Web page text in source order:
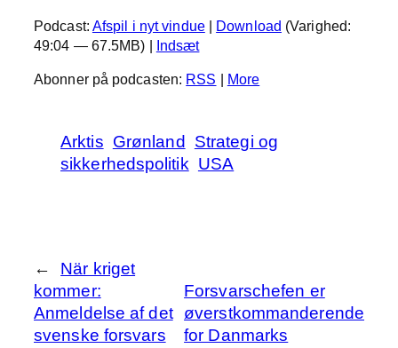
Podcast: Afspil i nyt vindue| Download (Varighed:
49:04 — 67.5MB) | Indsæt
Abonner på podcasten: RSS | More
Arktis Grønland
Strategi og
sikkerhedspolitik USA
←
När kriget
kommer:
Anmeldelse af det
svenske forsvars
Forsvarschefen er
øverstkommanderende
for Danmarks